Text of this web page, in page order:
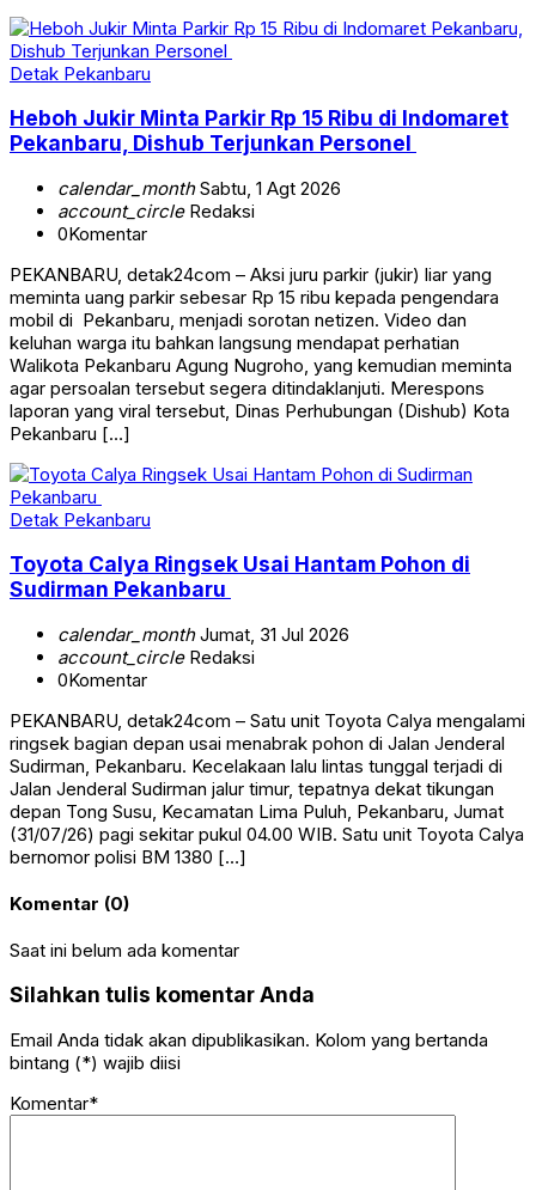
Detak Pekanbaru
Heboh Jukir Minta Parkir Rp 15 Ribu di Indomaret
Pekanbaru, Dishub Terjunkan Personel
calendar_monthSabtu, 1 Agt 2026
account_circleRedaksi
0Komentar
PEKANBARU, detak24com – Aksi juru parkir (jukir) liar yang
meminta uang parkir sebesar Rp 15 ribu kepada pengendara
mobil di Pekanbaru, menjadi sorotan netizen. Video dan
keluhan warga itu bahkan langsung mendapat perhatian
Walikota Pekanbaru Agung Nugroho, yang kemudian meminta
agar persoalan tersebut segera ditindaklanjuti. Merespons
laporan yang viral tersebut, Dinas Perhubungan (Dishub) Kota
Pekanbaru […]
Detak Pekanbaru
Toyota Calya Ringsek Usai Hantam Pohon di
Sudirman Pekanbaru
calendar_monthJumat, 31 Jul 2026
account_circleRedaksi
0Komentar
PEKANBARU, detak24com – Satu unit Toyota Calya mengalami
ringsek bagian depan usai menabrak pohon di Jalan Jenderal
Sudirman, Pekanbaru. Kecelakaan lalu lintas tunggal terjadi di
Jalan Jenderal Sudirman jalur timur, tepatnya dekat tikungan
depan Tong Susu, Kecamatan Lima Puluh, Pekanbaru, Jumat
(31/07/26) pagi sekitar pukul 04.00 WIB. Satu unit Toyota Calya
bernomor polisi BM 1380 […]
Komentar (0)
Saat ini belum ada komentar
Silahkan tulis komentar Anda
Email Anda tidak akan dipublikasikan. Kolom yang bertanda
bintang (*) wajib diisi
Komentar*